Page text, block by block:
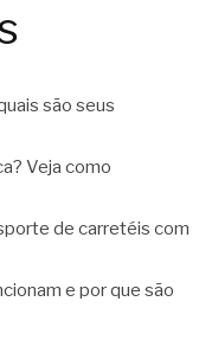
são seus
Veja como
de carretéis com
e por que são